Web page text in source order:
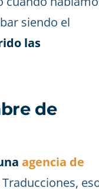
siendo el
las
de
agencia de